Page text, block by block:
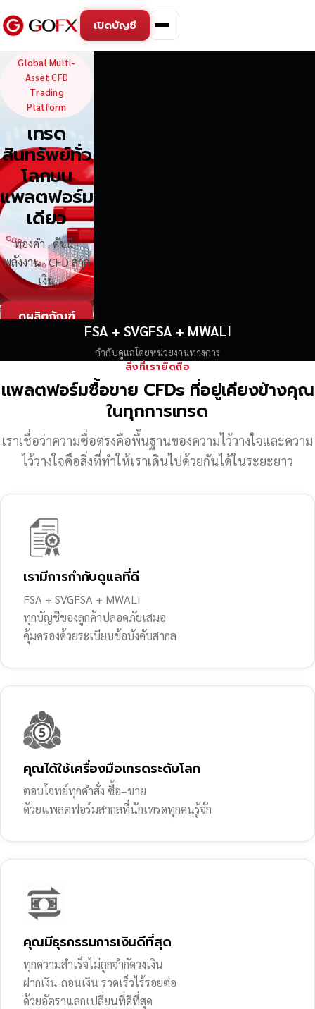
เปิดบัญชี
GoFX — Global Multi-
Global Multi-
Asset CFD
Trading
Platform
เทรด
สินทรัพย์ทั่ว
โลกบน
แพลตฟอร์ม
เดียว
ทองคำ · ดัชนี ·
พลังงาน · CFD สกุล
เงิน
ดูผลิตภัณฑ์
FSA + SVGFSA + MWALI
กำกับดูแลโดยหน่วยงานทางการ
สิ่งที่เรายึดถือ
แพลตฟอร์มซื้อขาย CFDs ที่อยู่เคียงข้างคุณ
ในทุกการเทรด
เราเชื่อว่าความซื่อตรงคือพื้นฐานของความไว้วางใจและความ
ไว้วางใจคือสิ่งที่ทำให้เราเดินไปด้วยกันได้ในระยะยาว
เรามีการกำกับดูแลที่ดี
FSA + SVGFSA + MWALI
ทุกบัญชีของลูกค้าปลอดภัยเสมอ
คุ้มครองด้วยระเบียบข้อบังคับสากล
คุณได้ใช้เครื่องมือเทรดระดับโลก
ตอบโจทย์ทุกคำสั่ง ซื้อ–ขาย
ด้วยแพลตฟอร์มสากลที่นักเทรดทุกคนรู้จัก
คุณมีธุรกรรมการเงินดีที่สุด
ทุกความสำเร็จไม่ถูกจำกัดวงเงิน
ฝากเงิน-ถอนเงิน รวดเร็วไร้รอยต่อ
ด้วยอัตราแลกเปลี่ยนที่ดีที่สุด